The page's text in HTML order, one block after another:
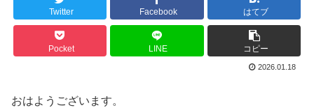
Twitter Facebook はてブ
Pocket LINE コピー
2026.01.18
おはようございます。